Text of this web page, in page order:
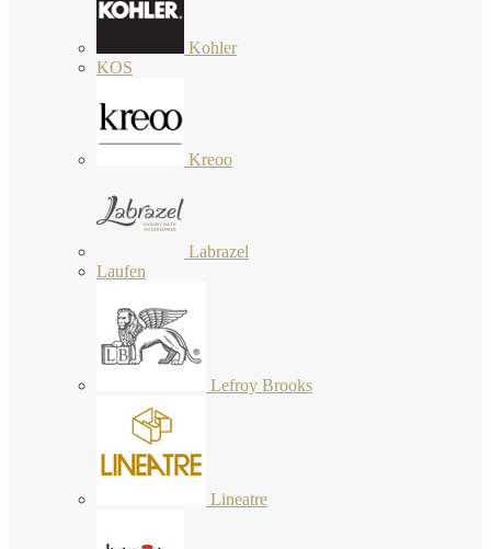
Kohler
KOS
Kreoo
Labrazel
Laufen
Lefroy Brooks
Lineatre